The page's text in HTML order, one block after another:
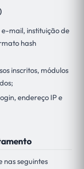
mail, instituição de
hash
inscritos, módulos
endereço IP e
nas seguintes